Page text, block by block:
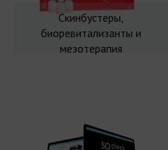
Скинбустеры,
биоревитализанты и
мезотерапия